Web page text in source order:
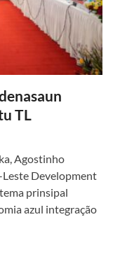
TL
Agostinho
Development
prinsipal
azul integração